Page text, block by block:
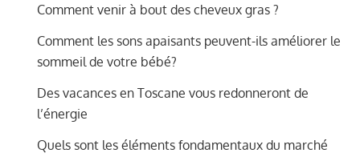
Comment venir à bout des cheveux gras ?
Comment les sons apaisants peuvent-ils améliorer le
sommeil de votre bébé?
Des vacances en Toscane vous redonneront de
l’énergie
Quels sont les éléments fondamentaux du marché